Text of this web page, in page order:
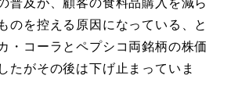
のを控える原因になっている、と
・コーラとペプシコ両銘柄の株価
たがその後は下げ止まっていま